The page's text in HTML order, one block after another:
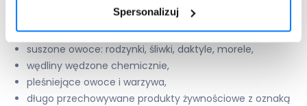
Spersonalizuj
pieczywo i inne produkty zawierające drożdże,
winogrona,
suszone owoce: rodzynki, śliwki, daktyle, morele,
wędliny wędzone chemicznie,
pleśniejące owoce i warzywa,
długo przechowywane produkty żywnościowe z oznaką